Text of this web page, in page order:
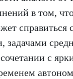
в том,
справиться
задачами
с